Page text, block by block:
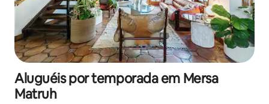
Aluguéis por temporada em Mersa
Matruh